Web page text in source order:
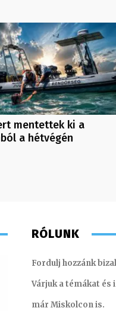
mentettek ki a
a hétvégén
RÓLUNK
Fordulj hozzánk
Várjuk a témákat
már Miskolcon is.